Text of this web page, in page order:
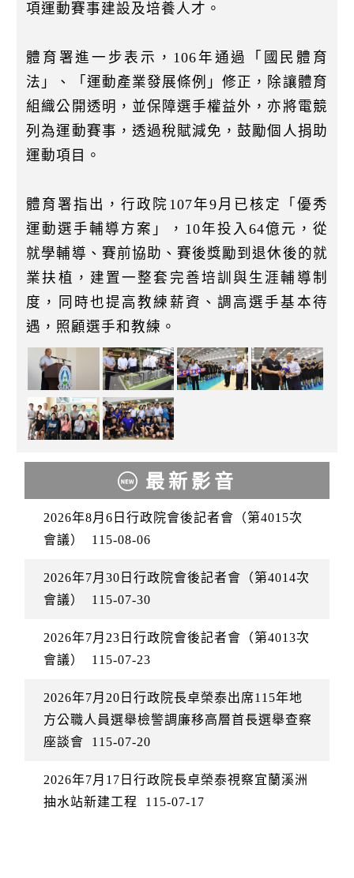
項運動賽事建設及培養人才。
體育署進一步表示，106年通過「國民體育
法」、「運動產業發展條例」修正，除讓體育
組織公開透明，並保障選手權益外，亦將電競
列為運動賽事，透過稅賦減免，鼓勵個人捐助
運動項目。
體育署指出，行政院107年9月已核定「優秀
運動選手輔導方案」，10年投入64億元，從
就學輔導、賽前協助、賽後獎勵到退休後的就
業扶植，建置一整套完善培訓與生涯輔導制
度，同時也提高教練薪資、調高選手基本待
遇，照顧選手和教練。
最新影音
2026年8月6日行政院會後記者會（第4015次
會議）
115-08-06
2026年7月30日行政院會後記者會（第4014次
會議）
115-07-30
2026年7月23日行政院會後記者會（第4013次
會議）
115-07-23
2026年7月20日行政院長卓榮泰出席115年地
方公職人員選舉檢警調廉移高層首長選舉查察
座談會
115-07-20
2026年7月17日行政院長卓榮泰視察宜蘭溪洲
抽水站新建工程
115-07-17